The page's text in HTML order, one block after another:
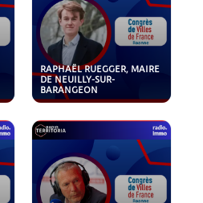
RAPHAËL RUEGGER, MAIRE
DE NEUILLY-SUR-
BARANGEON